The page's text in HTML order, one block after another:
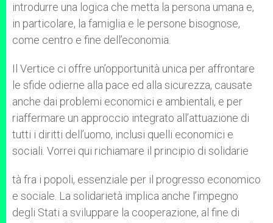
introdurre una logica che metta la persona umana e,
in particolare, la famiglia e le persone bisognose,
come centro e fine dell’economia.
Il Vertice ci offre un’opportunità unica per affrontare
le sfide odierne alla pace ed alla sicurezza, causate
anche dai problemi economici e ambientali, e per
riaffermare un approccio integrato all’attuazione di
tutti i diritti dell’uomo, inclusi quelli economici e
sociali. Vorrei qui richiamare il principio di solidarie
tà fra i popoli, essenziale per il progresso economico
e sociale. La solidarietà implica anche l’impegno
degli Stati a sviluppare la cooperazione, al fine di